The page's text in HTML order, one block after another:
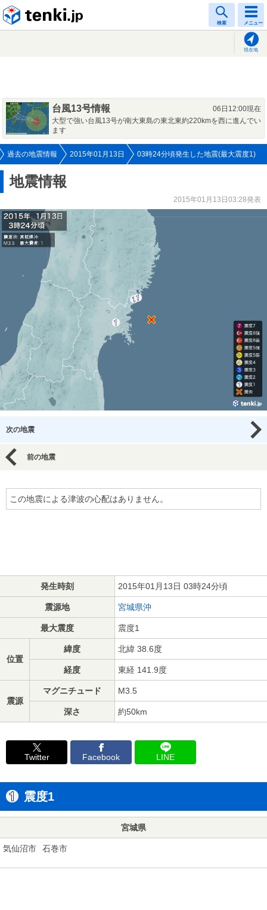
検索 メニュー
現在地
台風13号情報
06日12:00現在
大型で強い台風13号が南大東島の東北東約220kmを西に進んでい
ます
過去の地震情報 2015年01月13日 03時24分頃発生した地震(最大震度1)
地震情報
2015年01月13日03:28発表
次の地震
前の地震
この地震による津波の心配はありません。
発生時刻 2015年01月13日 03時24分頃
震源地 宮城県沖
最大震度 震度1
位置
緯度 北緯 38.6度
経度 東経 141.9度
震源
マグニチュード M3.5
深さ 約50km
Twitter Facebook LINE
震度1
宮城県
気仙沼市 石巻市